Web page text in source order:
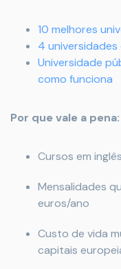
10 melhores
4
Universidade
como funciona
Por que vale a pena:
Cursos em
Mensalidades
euros/ano
Custo de vida
capitais